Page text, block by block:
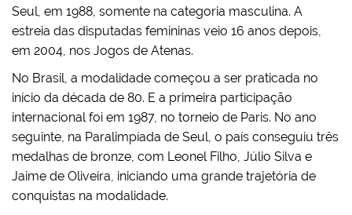
Seul, em 1988, somente na categoria masculina. A
estreia das disputadas femininas veio 16 anos depois,
em 2004, nos Jogos de Atenas.
No Brasil, a modalidade começou a ser praticada no
início da década de 80. E a primeira participação
internacional foi em 1987, no torneio de Paris. No ano
seguinte, na Paralimpíada de Seul, o país conseguiu três
medalhas de bronze, com Leonel Filho, Júlio Silva e
Jaime de Oliveira, iniciando uma grande trajetória de
conquistas na modalidade.